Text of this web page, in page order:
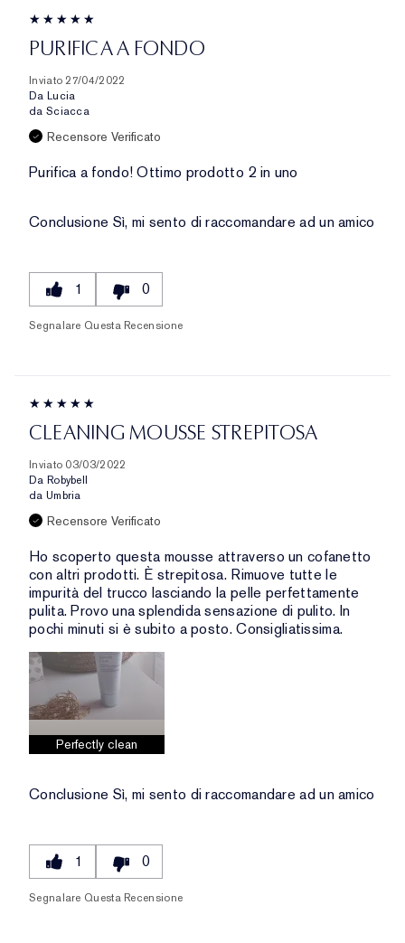
PURIFICA A FONDO
Inviato 27/04/2022
Da Lucia
da Sciacca
Recensore Verificato
Purifica a fondo! Ottimo prodotto 2 in uno
Conclusione Sì, mi sento di raccomandare ad un amico
1 0
Segnalare Questa Recensione
CLEANING MOUSSE STREPITOSA
Inviato 03/03/2022
Da Robybell
da Umbria
Recensore Verificato
Ho scoperto questa mousse attraverso un cofanetto
con altri prodotti. È strepitosa. Rimuove tutte le
impurità del trucco lasciando la pelle perfettamente
pulita. Provo una splendida sensazione di pulito. In
pochi minuti si è subito a posto. Consigliatissima.
Perfectly clean
Conclusione Sì, mi sento di raccomandare ad un amico
1 0
Segnalare Questa Recensione